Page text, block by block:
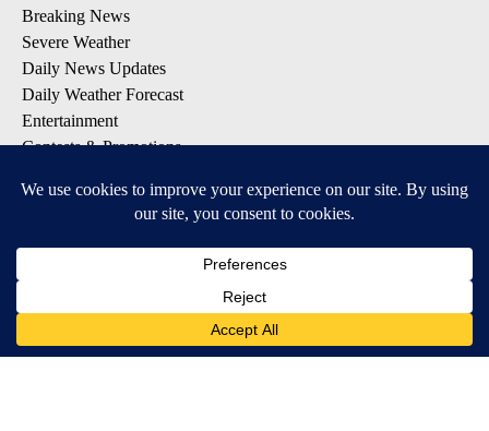
Breaking News
Severe Weather
Daily News Updates
Daily Weather Forecast
Entertainment
Contests & Promotions
DOWNLOAD OUR APPS
Available for iOS and Android